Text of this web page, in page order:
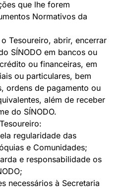
que lhe forem
Normativos da
Tesoureiro, abrir, encerrar
SÍNODO em bancos ou
ou financeiras, em
ou particulares, bem
ordens de pagamento ou
além de receber
do SÍNODO.
regularidade das
e Comunidades;
e responsabilidade os
necessários à Secretaria